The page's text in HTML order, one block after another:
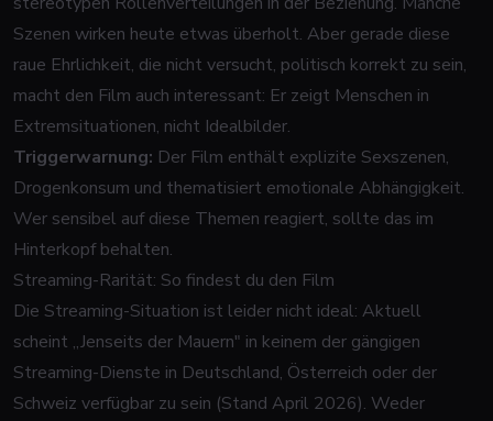
Szenen wirken heute etwas überholt. Aber gerade diese
raue Ehrlichkeit, die nicht versucht, politisch korrekt zu sein,
macht den Film auch interessant: Er zeigt Menschen in
Extremsituationen, nicht Idealbilder.
Triggerwarnung: Der Film enthält explizite Sexszenen,
Drogenkonsum und thematisiert emotionale Abhängigkeit.
Wer sensibel auf diese Themen reagiert, sollte das im
Hinterkopf behalten.
Streaming-Rarität: So findest du den Film
Die Streaming-Situation ist leider nicht ideal: Aktuell
scheint „Jenseits der Mauern" in keinem der gängigen
Streaming-Dienste in Deutschland, Österreich oder der
Schweiz verfügbar zu sein (Stand April 2026). Weder